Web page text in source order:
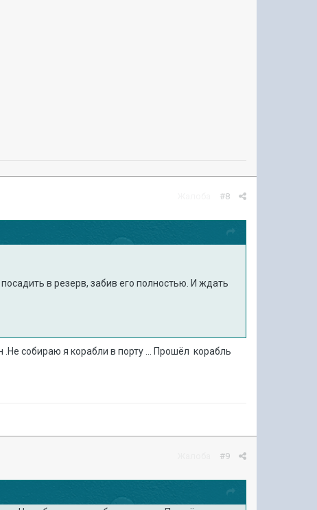
#8
в резерв, забив его полностью. И ждать
собираю я корабли в порту ... Прошёл корабль
#9